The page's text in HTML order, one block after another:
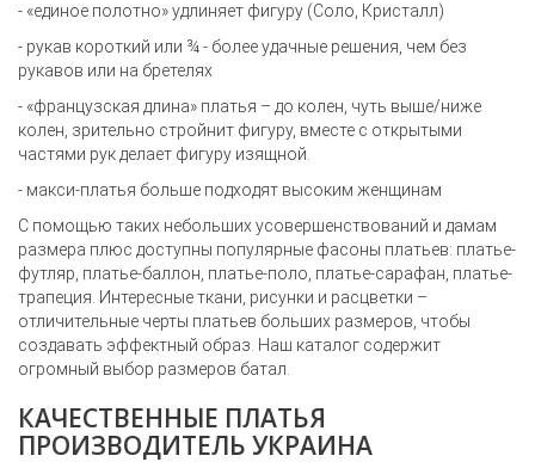
- «единое полотно» удлиняет фигуру (Соло, Кристалл)
- рукав короткий или ¾ - более удачные решения, чем без
рукавов или на бретелях
- «французская длина» платья – до колен, чуть выше/ниже
колен, зрительно стройнит фигуру, вместе с открытыми
частями рук делает фигуру изящной.
- макси-платья больше подходят высоким женщинам
С помощью таких небольших усовершенствований и дамам
размера плюс доступны популярные фасоны платьев: платье-
футляр, платье-баллон, платье-поло, платье-сарафан, платье-
трапеция. Интересные ткани, рисунки и расцветки –
отличительные черты платьев больших размеров, чтобы
создавать эффектный образ. Наш каталог содержит
огромный выбор размеров батал.
КАЧЕСТВЕННЫЕ ПЛАТЬЯ
ПРОИЗВОДИТЕЛЬ УКРАИНА